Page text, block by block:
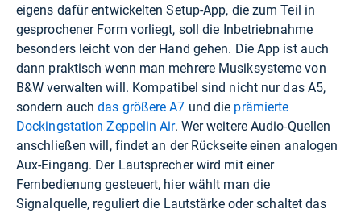
eigens dafür entwickelten Setup-App, die zum Teil in
gesprochener Form vorliegt, soll die Inbetriebnahme
besonders leicht von der Hand gehen. Die App ist auch
dann praktisch wenn man mehrere Musiksysteme von
B&W verwalten will. Kompatibel sind nicht nur das A5,
sondern auchdas größere A7 und die prämierte
Dockingstation Zeppelin Air. Wer weitere Audio-Quellen
anschließen will, findet an der Rückseite einen analogen
Aux-Eingang. Der Lautsprecher wird mit einer
Fernbedienung gesteuert, hier wählt man die
Signalquelle, reguliert die Lautstärke oder schaltet das